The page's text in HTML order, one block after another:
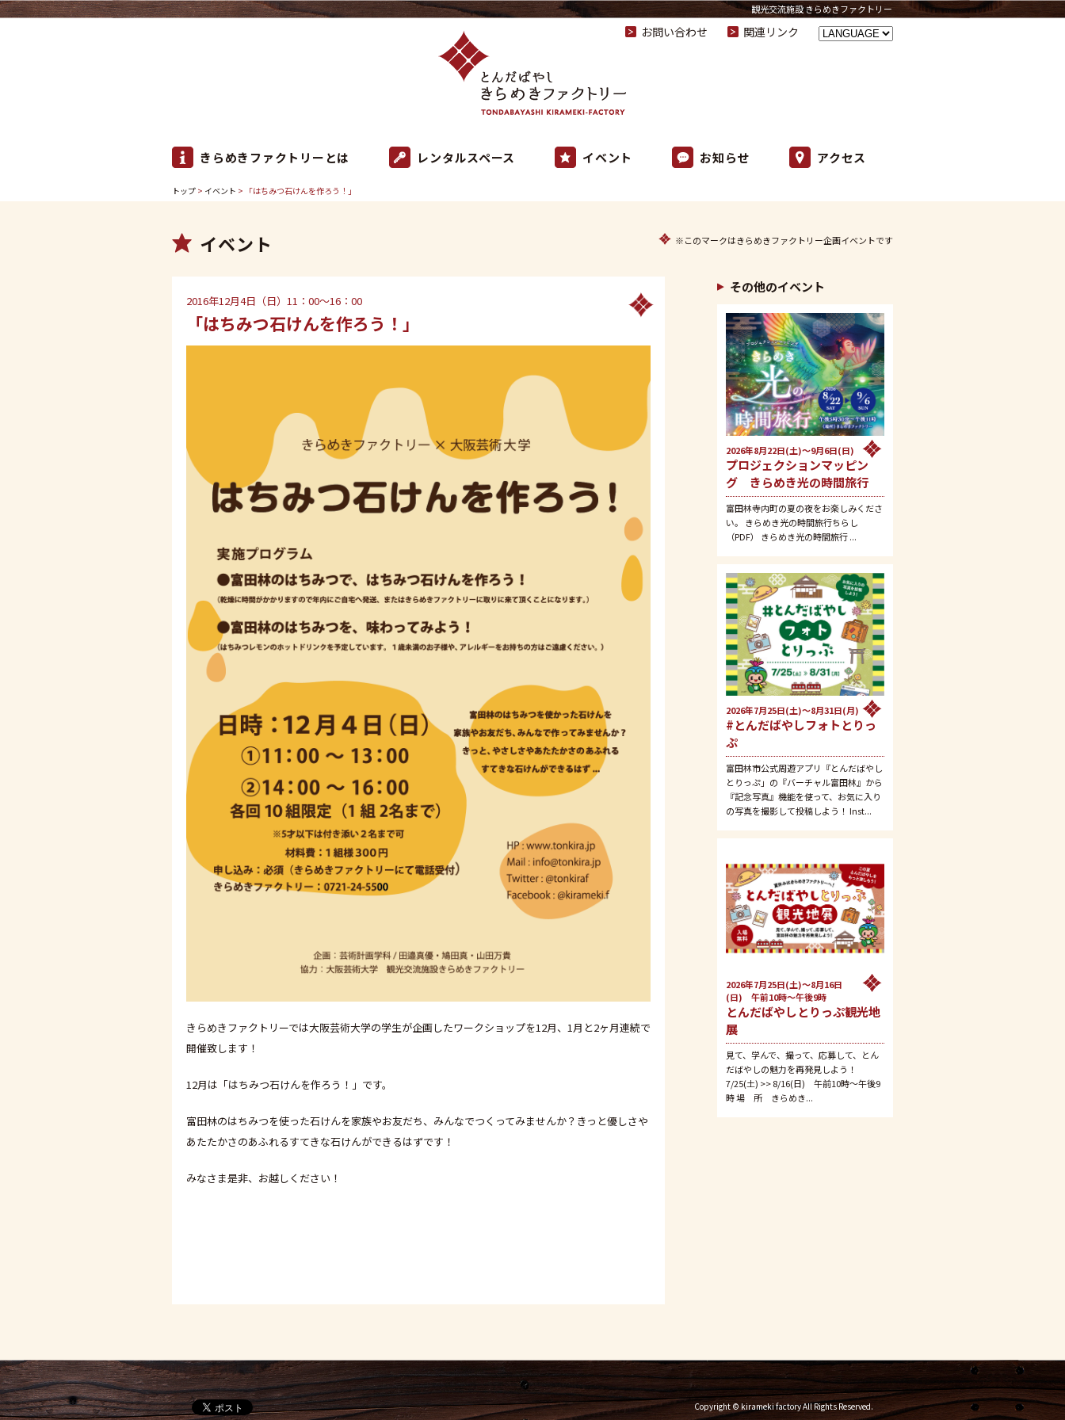
観光交流施設 きらめきファクトリー
きらめきファクトリーとは レンタルスペース イベント お知らせ アクセス
お問い合わせ 関連リンク
トップ > イベント > 「はちみつ石けんを作ろう！」
イベント ※このマークはきらめきファクトリー企画イベントです
2016年12月4日（日）11：00〜16：00
「はちみつ石けんを作ろう！」
きらめきファクトリーでは大阪芸術大学の学生が企画したワークショップを12月、1月と2ヶ月連続で
開催致します！
12月は「はちみつ石けんを作ろう！」です。
富田林のはちみつを使った石けんを家族やお友だち、みんなでつくってみませんか？きっと優しさや
あたたかさのあふれるすてきな石けんができるはずです！
みなさま是非、お越しください！
その他のイベント
2026年8月22日(土)～9月6日(日)
プロジェクションマッピン
グ きらめき光の時間旅行
富田林寺内町の夏の夜をお楽しみくださ
い。 きらめき光の時間旅行ちらし
（PDF） きらめき光の時間旅行 ...
2026年7月25日(土)～8月31日(月)
#とんだばやしフォトとりっ
ぷ
富田林市公式周遊アプリ『とんだばやし
とりっぷ」の『バーチャル富田林』から
『記念写真』機能を使って、お気に入り
の写真を撮影して投稿しよう！ Inst...
2026年7月25日(土)～8月16日
(日) 午前10時～午後9時
とんだばやしとりっぷ観光地
展
見て、学んで、撮って、応募して、とん
だばやしの魅力を再発見しよう！
7/25(土) >> 8/16(日) 午前10時〜午後9
時 場 所 きらめき...
Copyright © kirameki factory All Rights Reserved.